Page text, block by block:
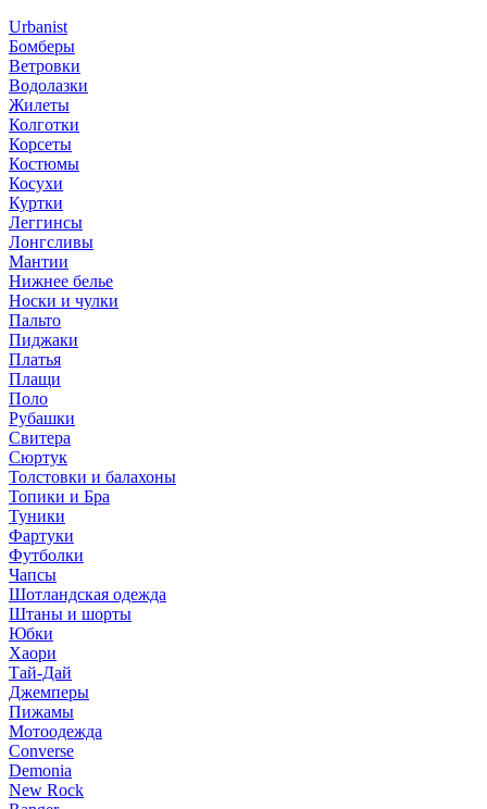
Urbanist
Бомберы
Ветровки
Водолазки
Жилеты
Колготки
Корсеты
Костюмы
Косухи
Куртки
Леггинсы
Лонгсливы
Мантии
Нижнее белье
Носки и чулки
Пальто
Пиджаки
Платья
Плащи
Поло
Рубашки
Свитера
Сюртук
Толстовки и балахоны
Топики и Бра
Туники
Фартуки
Футболки
Чапсы
Шотландская одежда
Штаны и шорты
Юбки
Хаори
Тай-Дай
Джемперы
Пижамы
Мотоодежда
Converse
Demonia
New Rock